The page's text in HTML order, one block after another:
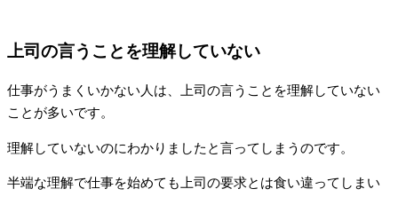
上司の言うことを理解していない
仕事がうまくいかない人は、上司の言うことを理解していない
ことが多いです。
理解していないのにわかりましたと言ってしまうのです。
半端な理解で仕事を始めても上司の要求とは食い違ってしまい